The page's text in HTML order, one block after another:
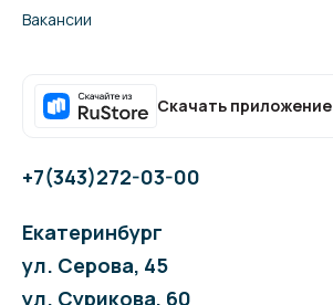
Вакансии
Скачать приложение
+7(343)272-03-00
Екатеринбург
ул. Серова, 45
ул. Сурикова, 60